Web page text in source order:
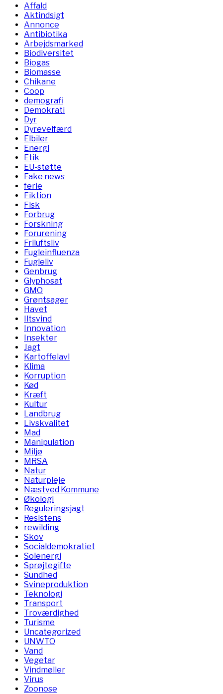
Affald
Aktindsigt
Annonce
Antibiotika
Arbejdsmarked
Biodiversitet
Biogas
Biomasse
Chikane
Coop
demografi
Demokrati
Dyr
Dyrevelfærd
Elbiler
Energi
Etik
EU-støtte
Fake news
ferie
Fiktion
Fisk
Forbrug
Forskning
Forurening
Friluftsliv
Fugleinfluenza
Fugleliv
Genbrug
Glyphosat
GMO
Grøntsager
Havet
Iltsvind
Innovation
Insekter
Jagt
Kartoffelavl
Klima
Korruption
Kød
Kræft
Kultur
Landbrug
Livskvalitet
Mad
Manipulation
Miljø
MRSA
Natur
Naturpleje
Næstved Kommune
Økologi
Reguleringsjagt
Resistens
rewilding
Skov
Socialdemokratiet
Solenergi
Sprøjtegifte
Sundhed
Svineproduktion
Teknologi
Transport
Troværdighed
Turisme
Uncategorized
UNWTO
Vand
Vegetar
Vindmøller
Virus
Zoonose